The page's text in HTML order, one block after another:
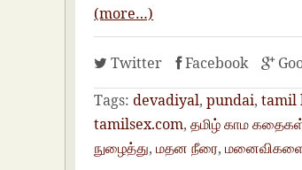
(more…)
Twitter Facebook
Tags: devadiyal,pundai,tamil
tamilsex.com,தமிழ் காம
நுழைத்து,மதன நீரை,மனைவிகளை